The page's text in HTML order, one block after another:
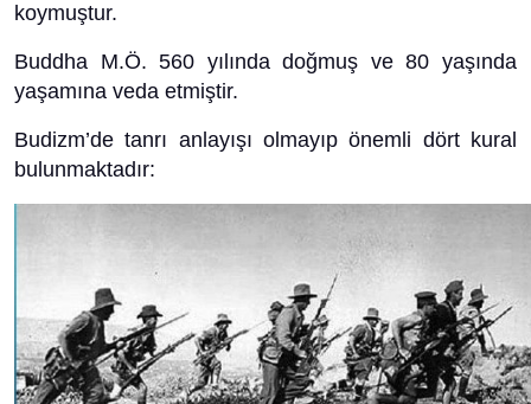
koymuştur.
Buddha M.Ö. 560 yılında doğmuş ve 80 yaşında
yaşamına veda etmiştir.
Budizm’de tanrı anlayışı olmayıp önemli dört kural
bulunmaktadır: